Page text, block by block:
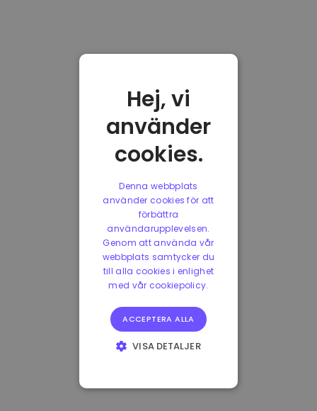
Hej, vi
använder
cookies.
Denna webbplats
använder cookies för att
förbättra
användarupplevelsen.
Genom att använda vår
webbplats samtycker du
till alla cookies i enlighet
med vår cookiepolicy.
ACCEPTERA ALLA
VISA DETALJER